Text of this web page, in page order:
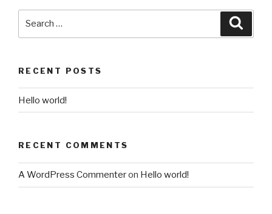
RECENT POSTS
Hello world!
RECENT COMMENTS
A WordPress Commenteron Hello world!